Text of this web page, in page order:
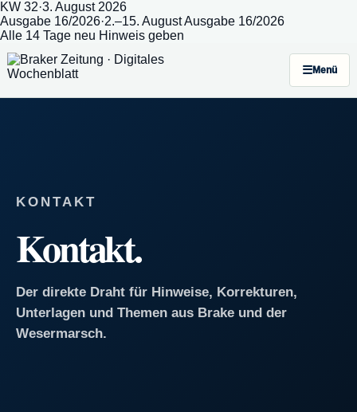
KW 32·3. August 2026
Ausgabe 16/2026·2.–15. AugustAusgabe 16/2026
Alle 14 Tage neu Hinweis geben
Menü
KONTAKT
Kontakt.
Der direkte Draht für Hinweise, Korrekturen,
Unterlagen und Themen aus Brake und der
Wesermarsch.